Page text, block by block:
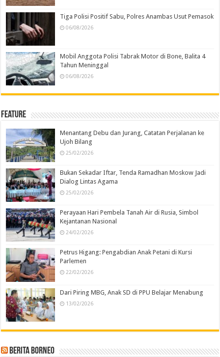
Tiga Polisi Positif Sabu, Polres Anambas Usut Pemasok
06/08/2026
Mobil Anggota Polisi Tabrak Motor di Bone, Balita 4
Tahun Meninggal
06/08/2026
Feature
Menantang Debu dan Jurang, Catatan Perjalanan ke
Ujoh Bilang
25/02/2026
Bukan Sekadar Iftar, Tenda Ramadhan Moskow Jadi
Dialog Lintas Agama
25/02/2026
Perayaan Hari Pembela Tanah Air di Rusia, Simbol
Kejantanan Nasional
24/02/2026
Petrus Higang: Pengabdian Anak Petani di Kursi
Parlemen
22/02/2026
Dari Piring MBG, Anak SD di PPU Belajar Menabung
13/02/2026
Berita Borneo